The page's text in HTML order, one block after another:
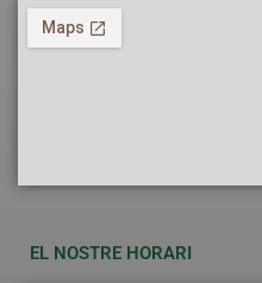
EL NOSTRE HORARI